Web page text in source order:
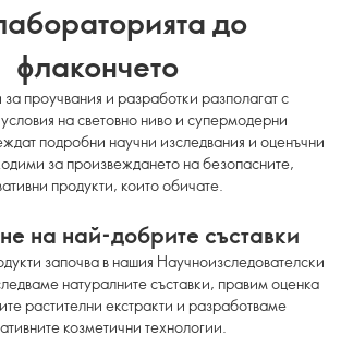
до
флакончето
проучвания и разработки разполагат с
на световно ниво и супермодерни
подробни научни изследвания и оценъчни
за произвеждането на безопасните,
продукти, които обичате.
на най-добрите съставки
започва в нашия Научноизследователски
натуралните съставки, правим оценка
растителни екстракти и разработваме
козметични технологии.